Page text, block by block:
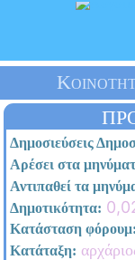
Δημοσιεύσεις
Αρέσει στα
Αντιπαθεί τα
Δημοτικότητα:
Κατάσταση φόρουμ:
Κατάταξη: